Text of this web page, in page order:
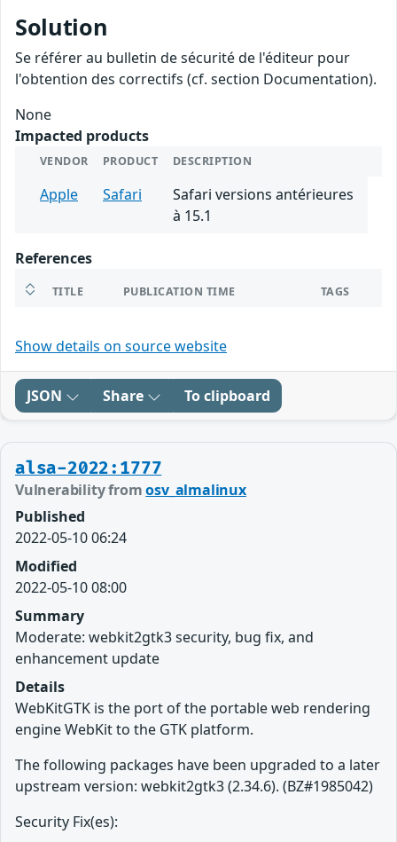
Solution
Se référer au bulletin de sécurité de l'éditeur pour
l'obtention des correctifs (cf. section Documentation).
None
Impacted products
VENDOR PRODUCT DESCRIPTION
Apple Safari
Safari versions antérieures
à 15.1
References
TITLE PUBLICATION TIME TAGS
Show details on source website
JSON Share To clipboard
alsa-2022:1777
Vulnerability fromosv_almalinux
Published
2022-05-10 06:24
Modified
2022-05-10 08:00
Summary
Moderate: webkit2gtk3 security, bug fix, and
enhancement update
Details
WebKitGTK is the port of the portable web rendering
engine WebKit to the GTK platform.
The following packages have been upgraded to a later
upstream version: webkit2gtk3 (2.34.6). (BZ#1985042)
Security Fix(es):